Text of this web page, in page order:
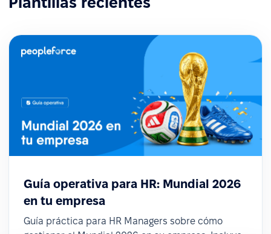
Guía operativa para HR: Mundial 2026
en tu empresa
Guía práctica para HR Managers sobre cómo